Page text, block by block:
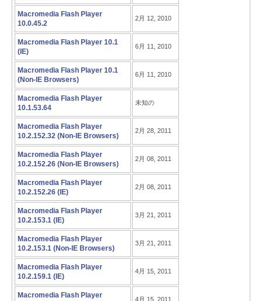
Macromedia Flash Player
10.0.45.2
2月 12, 2010
Macromedia Flash Player 10.1
(IE)
6月 11, 2010
Macromedia Flash Player 10.1
(Non-IE Browsers)
6月 11, 2010
Macromedia Flash Player
10.1.53.64
未知の
Macromedia Flash Player
10.2.152.32 (Non-IE Browsers)
2月 28, 2011
Macromedia Flash Player
10.2.152.26 (Non-IE Browsers)
2月 08, 2011
Macromedia Flash Player
10.2.152.26 (IE)
2月 08, 2011
Macromedia Flash Player
10.2.153.1 (IE)
3月 21, 2011
Macromedia Flash Player
10.2.153.1 (Non-IE Browsers)
3月 21, 2011
Macromedia Flash Player
10.2.159.1 (IE)
4月 15, 2011
Macromedia Flash Player
4月 15, 2011